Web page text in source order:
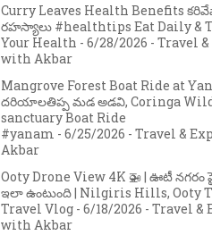
Curry Leaves Health Benefits
రహస్యాలు #healthtips Eat Daily &
Your Health - 6/28/2026 - Travel
with Akbar
Mangrove Forest Boat Ride at
దరియాలతిప్ప మడ అడవి, Coringa
sanctuary Boat Ride
#yanam - 6/25/2026 - Travel &
Akbar
Ooty Drone View 4K 🚁 | ఊటీ నగరం
ఇలా ఉంటుంది | Nilgiris Hills, Ooty
Travel Vlog - 6/18/2026 - Travel &
with Akbar